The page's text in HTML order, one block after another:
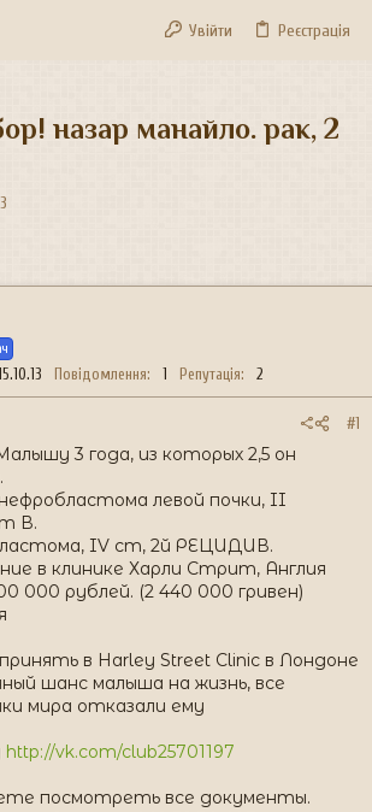
Увійти Реєстрація
назар манайло. рак, 2
Повідомлення 1 Репутація 2
#1
3 года, из которых 2,5 он
левой почки, II
В.
IV ст, 2й РЕЦИДИВ.
в клинике Харли Стрит, Англия
000 рублей. (2 440 000 гривен)
в Harley Street Clinic в Лондоне
шанс малыша на жизнь, все
мира отказали ему
http://vk.com/club25701197
посмотреть все документы.